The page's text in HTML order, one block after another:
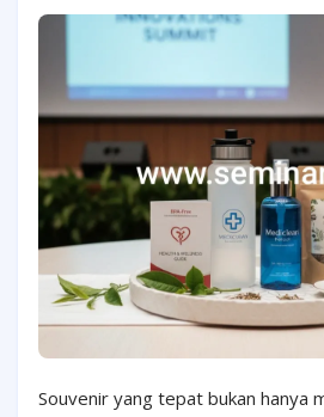
Souvenir yang tepat bukan hanya